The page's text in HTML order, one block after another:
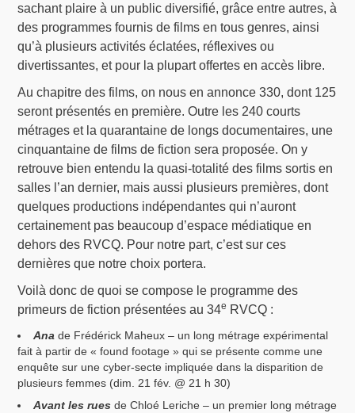
sachant plaire à un public diversifié, grâce entre autres, à
des programmes fournis de films en tous genres, ainsi
qu’à plusieurs activités éclatées, réflexives ou
divertissantes, et pour la plupart offertes en accès libre.
Au chapitre des films, on nous en annonce 330, dont 125
seront présentés en première. Outre les 240 courts
métrages et la quarantaine de longs documentaires, une
cinquantaine de films de fiction sera proposée. On y
retrouve bien entendu la quasi-totalité des films sortis en
salles l’an dernier, mais aussi plusieurs premières, dont
quelques productions indépendantes qui n’auront
certainement pas beaucoup d’espace médiatique en
dehors des RVCQ. Pour notre part, c’est sur ces
dernières que notre choix portera.
Voilà donc de quoi se compose le programme des
primeurs de fiction présentées au 34e RVCQ :
Ana de Frédérick Maheux – un long métrage expérimental
fait à partir de « found footage » qui se présente comme une
enquête sur une cyber-secte impliquée dans la disparition de
plusieurs femmes (dim. 21 fév. @ 21 h 30)
Avant les ruesde Chloé Leriche – un premier long métrage